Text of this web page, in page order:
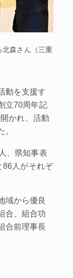
北森さん（三重
動を支援す
立70周年記
かれ、活動
、県知事表
86人がそれぞ
域から優良
合、組合功
合前理事長